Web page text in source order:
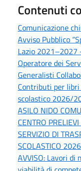
Contenuti
Comunicazione
Avviso Pubblico
Lazio 2021–2027
Operatore dei
Generalisti
Contributi per
scolastico 2026/
ASILO NIDO
CENTRO
SERVIZIO DI
SCOLASTICO
AVVISO: Lavori